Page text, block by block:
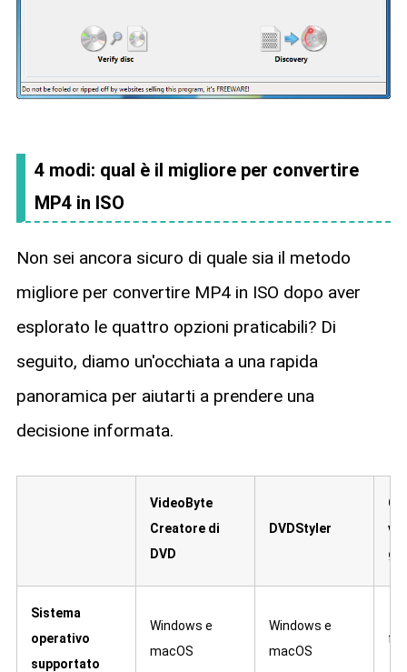
4 modi: qual è il migliore per convertire
MP4 in ISO
Non sei ancora sicuro di quale sia il metodo
migliore per convertire MP4 in ISO dopo aver
esplorato le quattro opzioni praticabili? Di
seguito, diamo un'occhiata a una rapida
panoramica per aiutarti a prendere una
decisione informata.
VideoByte
Creatore di
DVD
DVDStyler
Sistema
operativo
supportato
Windows e
macOS
Windows e
macOS